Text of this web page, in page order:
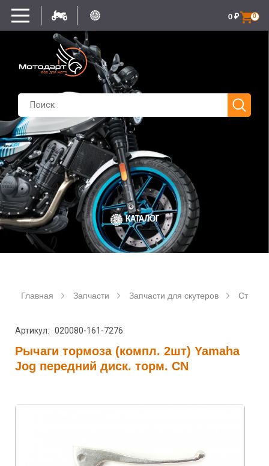
0
0 ₽
КАТАЛОГ
Главная Запчасти Запчасти для скутеров
Артикул: 020080-161-7276
Рычаги тормоза (компл. 2шт) Yamaha
Jog передний диск. торм. CN